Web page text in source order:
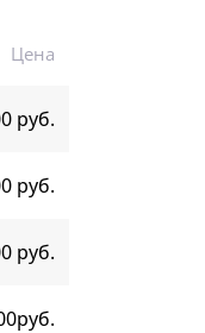
Цена
руб.
руб.
руб.